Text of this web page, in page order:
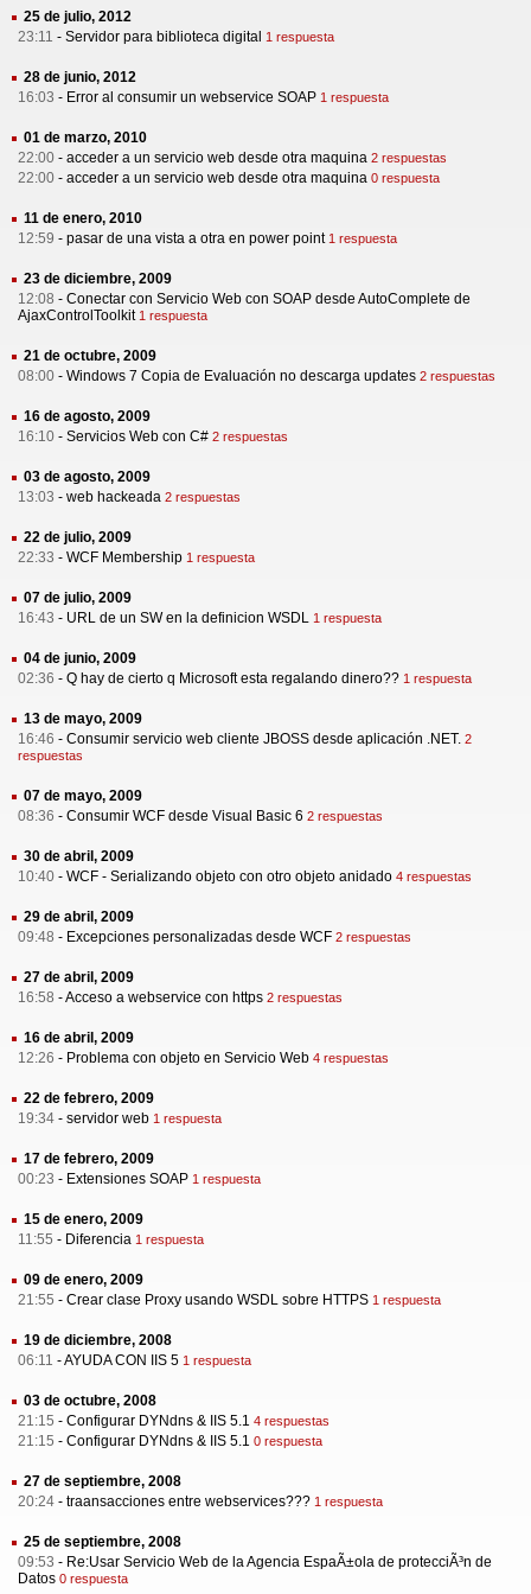
25 de julio, 2012
23:11 - Servidor para biblioteca digital 1 respuesta
28 de junio, 2012
16:03 - Error al consumir un webservice SOAP 1 respuesta
01 de marzo, 2010
22:00 - acceder a un servicio web desde otra maquina 2 respuestas
22:00 - acceder a un servicio web desde otra maquina 0 respuesta
11 de enero, 2010
12:59 - pasar de una vista a otra en power point 1 respuesta
23 de diciembre, 2009
12:08 - Conectar con Servicio Web con SOAP desde AutoComplete de
AjaxControlToolkit 1 respuesta
21 de octubre, 2009
08:00 - Windows 7 Copia de Evaluación no descarga updates 2 respuestas
16 de agosto, 2009
16:10 - Servicios Web con C# 2 respuestas
03 de agosto, 2009
13:03 - web hackeada 2 respuestas
22 de julio, 2009
22:33 - WCF Membership 1 respuesta
07 de julio, 2009
16:43 - URL de un SW en la definicion WSDL 1 respuesta
04 de junio, 2009
02:36 - Q hay de cierto q Microsoft esta regalando dinero?? 1 respuesta
13 de mayo, 2009
16:46 - Consumir servicio web cliente JBOSS desde aplicación .NET. 2
respuestas
07 de mayo, 2009
08:36 - Consumir WCF desde Visual Basic 6 2 respuestas
30 de abril, 2009
10:40 - WCF - Serializando objeto con otro objeto anidado 4 respuestas
29 de abril, 2009
09:48 - Excepciones personalizadas desde WCF 2 respuestas
27 de abril, 2009
16:58 -Acceso a webservice con https 2 respuestas
16 de abril, 2009
12:26 - Problema con objeto en Servicio Web 4 respuestas
22 de febrero, 2009
19:34 - servidor web 1 respuesta
17 de febrero, 2009
00:23 - Extensiones SOAP 1 respuesta
15 de enero, 2009
11:55 - Diferencia 1 respuesta
09 de enero, 2009
21:55 - Crear clase Proxy usando WSDL sobre HTTPS 1 respuesta
19 de diciembre, 2008
06:11 -AYUDA CON IIS 5 1 respuesta
03 de octubre, 2008
21:15 - Configurar DYNdns & IIS 5.1 4 respuestas
21:15 - Configurar DYNdns & IIS 5.1 0 respuesta
27 de septiembre, 2008
20:24 - traansacciones entre webservices??? 1 respuesta
25 de septiembre, 2008
09:53 - Re:Usar Servicio Web de la Agencia EspaÃ±ola de protecciÃ³n de
Datos 0 respuesta